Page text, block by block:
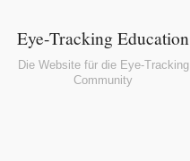
Eye-Tracking Education
Die Website für die Eye-Tracking
Community